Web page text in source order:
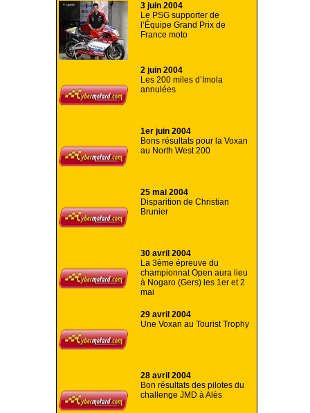
3 juin 2004
Le PSG supporter de
l’Équipe Grand Prix de
France moto
2 juin 2004
Les 200 miles d’Imola
annulées
1er juin 2004
Bons résultats pour la Voxan
au North West 200
25 mai 2004
Disparition de Christian
Brunier
30 avril 2004
La 3ème épreuve du
championnat Open aura lieu
à Nogaro (Gers) les 1er et 2
mai
29 avril 2004
Une Voxan au Tourist Trophy
28 avril 2004
Bon résultats des pilotes du
challenge JMD à Alès